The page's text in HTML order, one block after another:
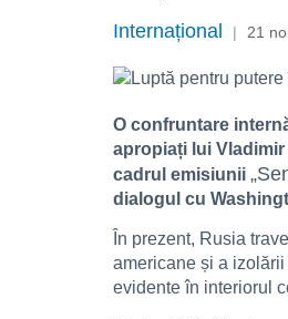
Internațional | 21
O confruntare
apropiați lui
cadrul emisiunii
dialogul cu
În prezent, Rusia
americane și a
evidente în interiorul